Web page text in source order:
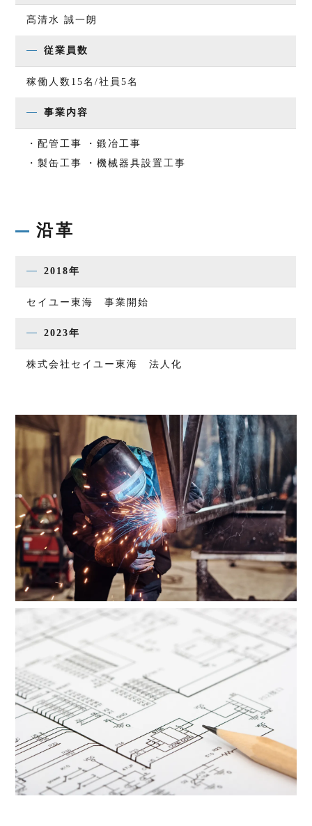
髙清水 誠一朗
従業員数
稼働人数15名/社員5名
事業内容
・配管工事
・鍛冶工事
・製缶工事
・機械器具設置工事
沿革
2018年
セイユー東海 事業開始
2023年
株式会社セイユー東海 法人化